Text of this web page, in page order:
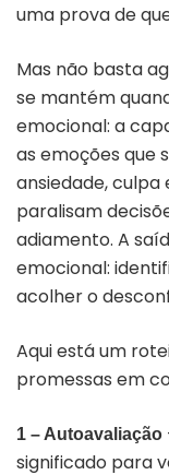
uma prova de
Mas não basta
se mantém
emocional: a
as emoções que
ansiedade,
paralisam
adiamento. A
emocional:
acolher o
Aqui está um
promessas em
1 – Autoavaliação
significado para